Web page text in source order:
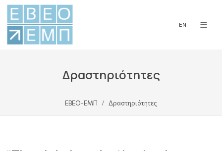
EN
Δραστηριότητες
ΕΒΕΟ-ΕΜΠ Δραστηριότητες